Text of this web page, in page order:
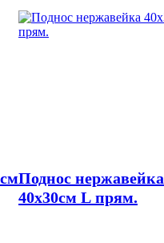
Поднос нержавейка
40х30см L прям.